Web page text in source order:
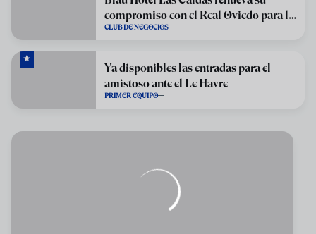
compromiso con el Real Oviedo para la
temporada 2026/27
CLUB DE NEGOCIOS
Ya disponibles las entradas para el
amistoso ante el Le Havre
PRIMER EQUIPO